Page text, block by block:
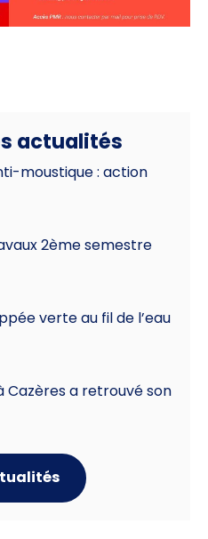
actualités
moustique : action
2ème semestre
verte au fil de l’eau
Cazères a retrouvé son